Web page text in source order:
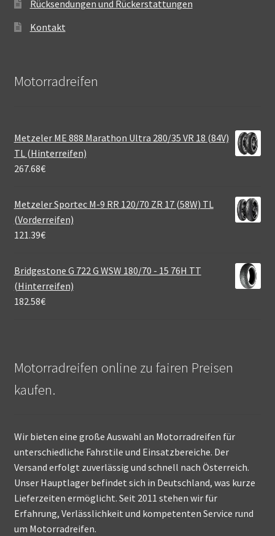
Rücksendungen und Rückerstattungen
Kontakt
Motorradreifen
Metzeler ME 888 Marathon Ultra 280/35 VR 18 (84V)
TL (Hinterreifen)
267.68€
Metzeler Sportec M-9 RR 120/70 ZR 17 (58W) TL
(Vorderreifen)
121.39€
Bridgestone G 722 G WSW 180/70 - 15 76H TT
(Hinterreifen)
182.58€
Motorradreifen online zu fairen Preisen
kaufen.
Wir bieten eine große Auswahl an Motorradreifen für
unterschiedliche Fahrstile und Einsatzbereiche. Der
Versand erfolgt zuverlässig und schnell nach Österreich.
Unser Hauptlager befindet sich in Deutschland, was kurze
Lieferzeiten ermöglicht. Seit 2011 stehen wir für
Erfahrung, Verlässlichkeit und kompetenten Service rund
um Motorradreifen.